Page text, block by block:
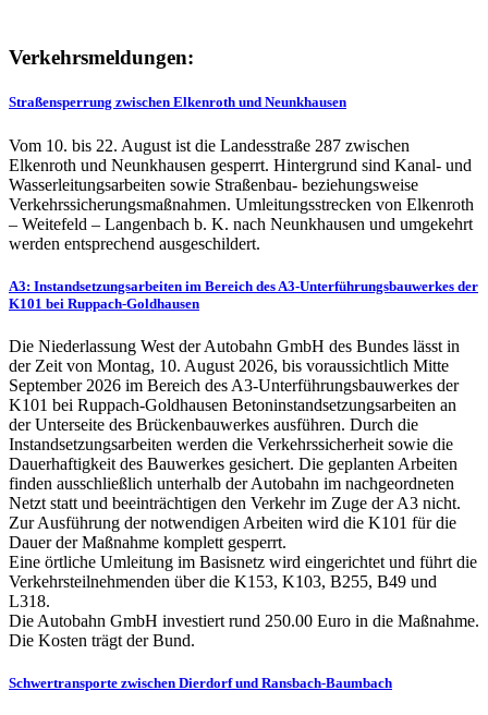
Verkehrsmeldungen:
Straßensperrung zwischen Elkenroth und Neunkhausen
Vom 10. bis 22. August ist die Landesstraße 287 zwischen
Elkenroth und Neunkhausen gesperrt. Hintergrund sind Kanal- und
Wasserleitungsarbeiten sowie Straßenbau- beziehungsweise
Verkehrssicherungsmaßnahmen. Umleitungsstrecken von Elkenroth
– Weitefeld – Langenbach b. K. nach Neunkhausen und umgekehrt
werden entsprechend ausgeschildert.
A3: Instandsetzungsarbeiten im Bereich des A3-Unterführungsbauwerkes der
K101 bei Ruppach-Goldhausen
Die Niederlassung West der Autobahn GmbH des Bundes lässt in
der Zeit von Montag, 10. August 2026, bis voraussichtlich Mitte
September 2026 im Bereich des A3-Unterführungsbauwerkes der
K101 bei Ruppach-Goldhausen Betoninstandsetzungsarbeiten an
der Unterseite des Brückenbauwerkes ausführen. Durch die
Instandsetzungsarbeiten werden die Verkehrssicherheit sowie die
Dauerhaftigkeit des Bauwerkes gesichert. Die geplanten Arbeiten
finden ausschließlich unterhalb der Autobahn im nachgeordneten
Netzt statt und beeinträchtigen den Verkehr im Zuge der A3 nicht.
Zur Ausführung der notwendigen Arbeiten wird die K101 für die
Dauer der Maßnahme komplett gesperrt.
Eine örtliche Umleitung im Basisnetz wird eingerichtet und führt die
Verkehrsteilnehmenden über die K153, K103, B255, B49 und
L318.
Die Autobahn GmbH investiert rund 250.00 Euro in die Maßnahme.
Die Kosten trägt der Bund.
Schwertransporte zwischen Dierdorf und Ransbach-Baumbach